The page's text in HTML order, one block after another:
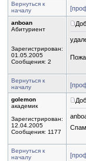
Вернуться к
началу
anboan
Абитуриент
Зарегистрирован:
01.05.2005
Сообщения: 2
Вернуться к
началу
golemon
академик
Зарегистрирован:
12.04.2005
Сообщения: 1177
Вернуться к
началу